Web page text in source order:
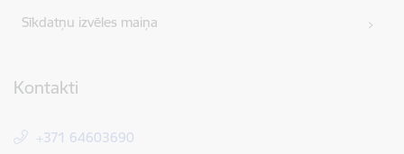
Sīkdatņu izvēles maiņa
Kontakti
+371 64603690